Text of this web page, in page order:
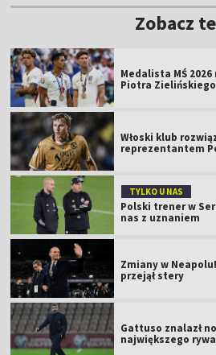
Zobacz
Medalista MŚ
Piotra Zielińskiego
Włoski klub
reprezentantem
TYLKO U NAS
Polski trener w
nas z uznaniem
Zmiany w
przejął stery
Gattuso znalazł
największego